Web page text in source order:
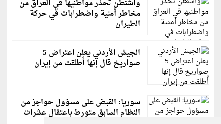
واشنطن تحذر مواطنيها في العراق من
مخاطر أمنية واضطرابات في حركة
الطيران
الجيش الأردني يعلن اعتراض 5
صواريخ قال إنها أُطلقت من إيران
سوريا: القبض على مسؤول حواجز من
النظام السابق متورط باعتقال عشرات